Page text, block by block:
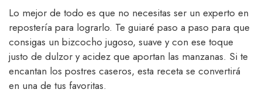
Lo mejor de todo es que no necesitas ser un experto en
repostería para lograrlo. Te guiaré paso a paso para que
consigas un bizcocho jugoso, suave y con ese toque
justo de dulzor y acidez que aportan las manzanas. Si te
encantan los postres caseros, esta receta se convertirá
en una de tus favoritas.